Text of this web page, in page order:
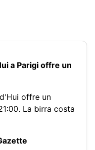
a Parigi offre un
offre un
La birra costa